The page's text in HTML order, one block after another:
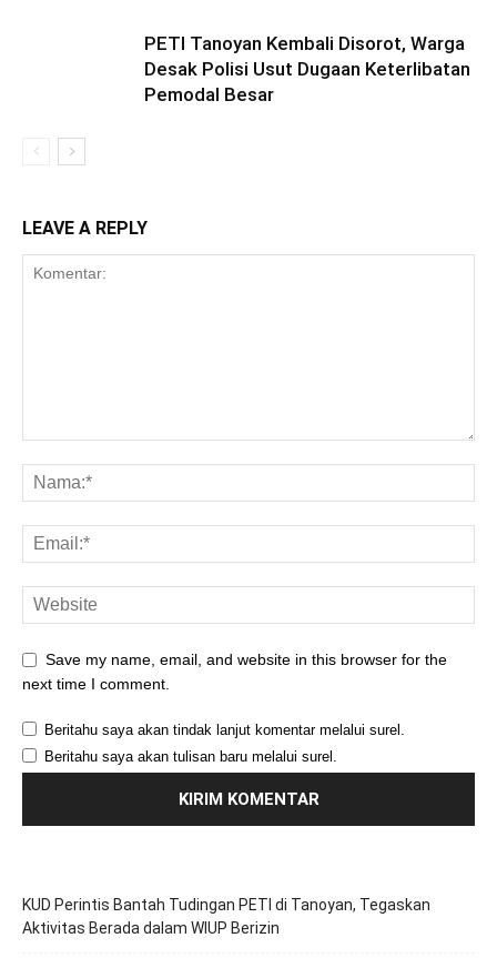
PETI Tanoyan Kembali Disorot, Warga
Desak Polisi Usut Dugaan Keterlibatan
Pemodal Besar
LEAVE A REPLY
Save my name, email, and website in this browser for the
next time I comment.
Beritahu saya akan tindak lanjut komentar melalui surel.
Beritahu saya akan tulisan baru melalui surel.
KUD Perintis Bantah Tudingan PETI di Tanoyan, Tegaskan
Aktivitas Berada dalam WIUP Berizin